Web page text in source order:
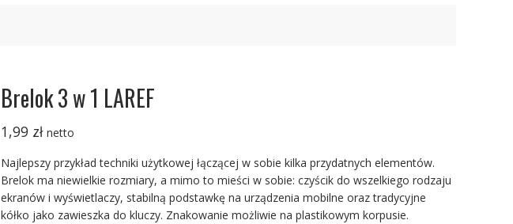
Brelok 3 w 1 LAREF
1,99 zł netto
Najlepszy przykład techniki użytkowej łączącej w sobie kilka przydatnych elementów.
Brelok ma niewielkie rozmiary, a mimo to mieści w sobie: czyścik do wszelkiego rodzaju
ekranów i wyświetlaczy, stabilną podstawkę na urządzenia mobilne oraz tradycyjne
kółko jako zawieszka do kluczy. Znakowanie możliwie na plastikowym korpusie.